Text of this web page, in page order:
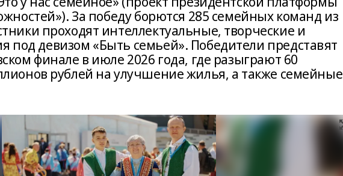
За победу борются 285 семейных команд из
проходят интеллектуальные, творческие и
под девизом «Быть семьей». Победители представят
финале в июле 2026 года, где разыграют 60
рублей на улучшение жилья, а также семейные